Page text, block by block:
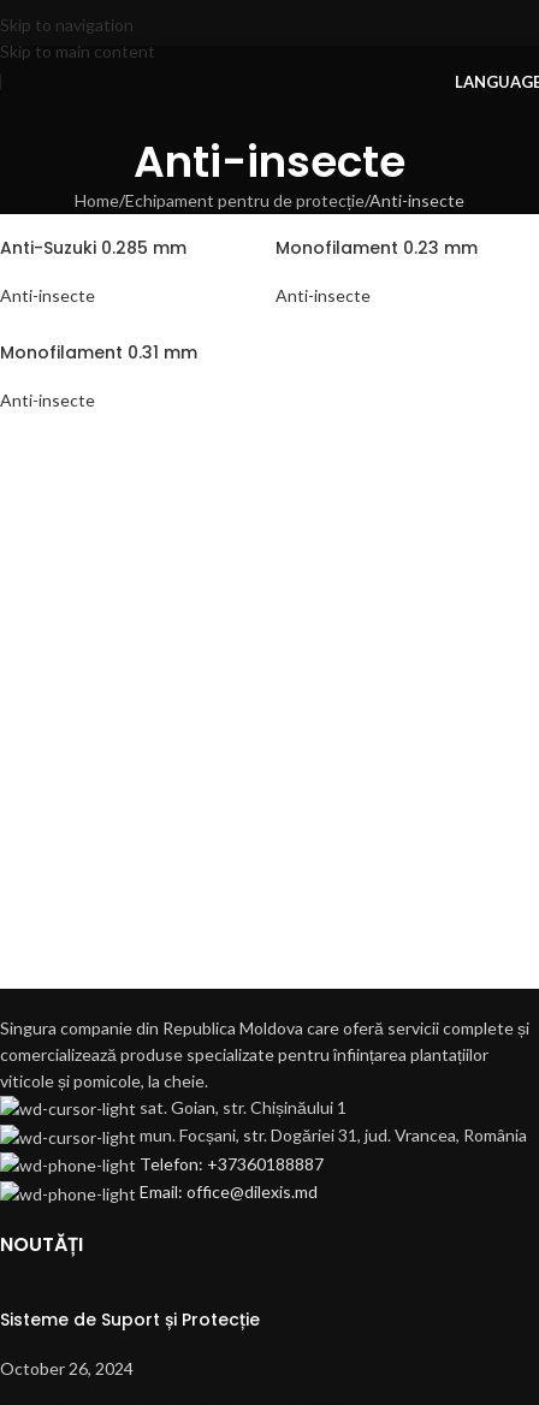
Skip to navigation
Skip to main content
Anti-insecte
Home Echipament pentru de protecție Anti-insecte
Anti-Suzuki 0.285 mm
Anti-insecte
Monofilament 0.23 mm
Anti-insecte
Monofilament 0.31 mm
Anti-insecte
Singura companie din Republica Moldova care oferă servicii complete și
comercializează produse specializate pentru înființarea plantațiilor
viticole și pomicole, la cheie.
sat. Goian, str. Chișinăului 1
mun. Focșani, str. Dogăriei 31, jud. Vrancea, România
Telefon: +37360188887
Email: office@dilexis.md
NOUTĂȚI
Sisteme de Suport și Protecție
October 26, 2024